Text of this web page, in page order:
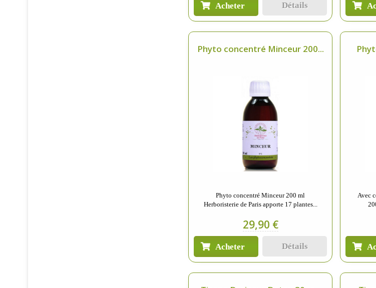
Acheter Détails
Phyto concentré Minceur 200...
Phyto concentré Minceur 200 ml
Herboristerie de Paris apporte 17 plantes...
29,90 €
Acheter Détails
Avec